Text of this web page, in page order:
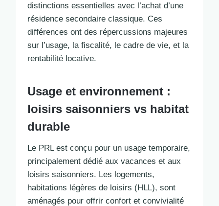
distinctions essentielles avec l’achat d’une
résidence secondaire classique. Ces
différences ont des répercussions majeures
sur l’usage, la fiscalité, le cadre de vie, et la
rentabilité locative.
Usage et environnement :
loisirs saisonniers vs habitat
durable
Le PRL est conçu pour un usage temporaire,
principalement dédié aux vacances et aux
loisirs saisonniers. Les logements,
habitations légères de loisirs (HLL), sont
aménagés pour offrir confort et convivialité